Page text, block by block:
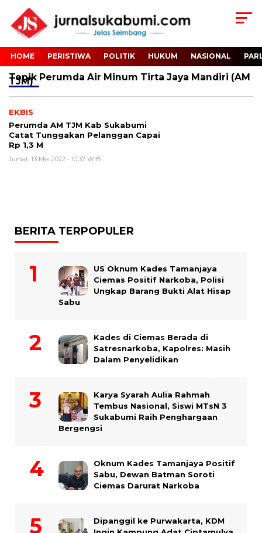
HOME PERISTIWA POLITIK HUKUM NASIONAL
Topik Perumda Air Minum Tirta Jaya Mandiri (AM
TJM)
EKBIS
Perumda AM TJM Kab Sukabumi
Catat Tunggakan Pelanggan Capai
Rp 1,3 M
Jumat, 13 Mei 2022 - 10:37 WIB
BERITA TERPOPULER
US Oknum Kades Tamanjaya
Ciemas Positif Narkoba, Polisi
Ungkap Barang Bukti Alat Hisap
Sabu
Kades di Ciemas Berada di
Satresnarkoba, Kapolres: Masih
Dalam Penyelidikan
Karya Syarah Aulia Rahmah
Tembus Nasional, Siswi MTsN 3
Sukabumi Raih Penghargaan
Bergengsi
Oknum Kades Tamanjaya Positif
Sabu, Dewan Batman Soroti
Ciemas Darurat Narkoba
Dipanggil ke Purwakarta, KDM